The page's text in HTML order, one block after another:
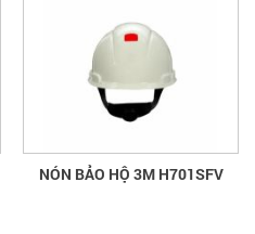
NÓN BẢO HỘ 3M H701SFV